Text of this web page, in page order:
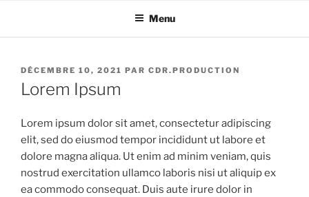
Menu
PUBLIÉ
LE
DÉCEMBRE 10, 2021 PAR CDR.PRODUCTION
Lorem Ipsum
Lorem ipsum dolor sit amet, consectetur adipiscing
elit, sed do eiusmod tempor incididunt ut labore et
dolore magna aliqua. Ut enim ad minim veniam, quis
nostrud exercitation ullamco laboris nisi ut aliquip ex
ea commodo consequat. Duis aute irure dolor in